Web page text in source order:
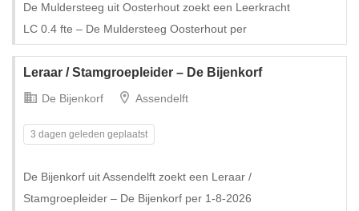
De Muldersteeg uit Oosterhout zoekt een Leerkracht
LC 0.4 fte – De Muldersteeg Oosterhout per
Leraar / Stamgroepleider – De Bijenkorf
De Bijenkorf Assendelft
3 dagen geleden geplaatst
De Bijenkorf uit Assendelft zoekt een Leraar /
Stamgroepleider – De Bijenkorf per 1-8-2026